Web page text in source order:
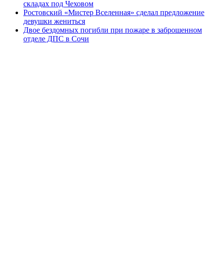
складах под Чеховом
Ростовский «Мистер Вселенная» сделал предложение
девушки жениться
Двое бездомных погибли при пожаре в заброшенном
отделе ДПС в Сочи‍